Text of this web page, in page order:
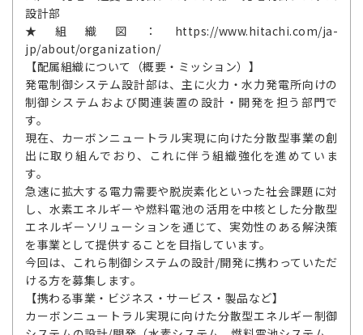
設計部
★組織図：https://www.hitachi.com/ja-
jp/about/organization/
【配属組織について（概要・ミッション）】
発電制御システム設計部は、主に火力・水力発電所向けの
制御システムおよび関連装置の設計・開発を担う部門で
す。
現在、カーボンニュートラル実現に向けた分散型事業の創
出に取り組んでおり、これに伴う組織強化を進めていま
す。
急速に拡大する電力需要や脱炭素化といった社会課題に対
し、水素エネルギーや燃料電池の活用を中核とした分散型
エネルギーソリューションを通じて、実効性のある解決策
を事業として提供することを目指しています。
今回は、これら制御システムの設計/開発に携わっていただ
ける方を募集します。
【携わる事業・ビジネス・サービス・製品など】
カーボンニュートラル実現に向けた分散型エネルギー制御